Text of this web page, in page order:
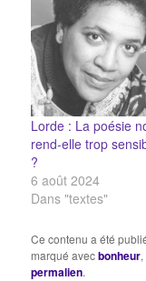
Lorde : La poésie
rend-elle trop
?
6 août 2024
Dans "textes"
Ce contenu a été
marqué avecbonheur,
permalien.